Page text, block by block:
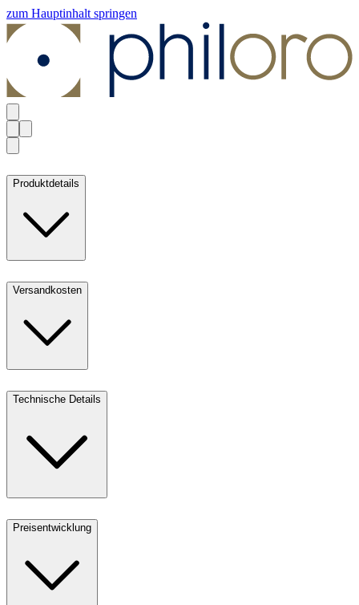
zum Hauptinhalt springen
Produktdetails
Versandkosten
Technische Details
Preisentwicklung